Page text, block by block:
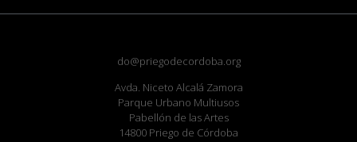
do@priegodecordoba.org
Avda. Niceto Alcalá Zamora
Parque Urbano Multiusos
Pabellón de las Artes
14800 Priego de Córdoba